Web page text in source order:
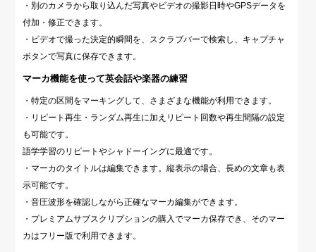
・別のカメラから取り込んだ写真やビデオの撮影日時やGPSデータを
付加・修正できます。
・ビデオで撮った決定的瞬間を、スクラブバーで検索し、キャプチャ
ボタンで写真に保存できます。
マーカ機能を使って英会話や楽器の練習
・特定の区間をマーキングして、さまざまな機能が利用できます。
・リピート再生・ランダム再生に加えリピート回数や再生間隔の設定
も可能です。
語学学習のリピートやシャドーイングに最適です。
・マーカのタイトルは編集できます。縦表示の場合、長めの文章も表
示可能です。
・音圧波形を確認しながら正確なマーカ編集ができます。
・プレミアムサブスクリプションの購入でマーカ保存でき、そのマー
カはフリー版で利用できます。